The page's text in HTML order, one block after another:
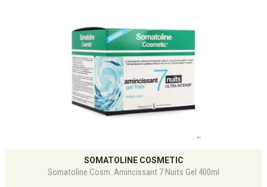
SOMATOLINE COSMETIC
Somatoline Cosm. Amincissant 7 Nuits Gel 400ml